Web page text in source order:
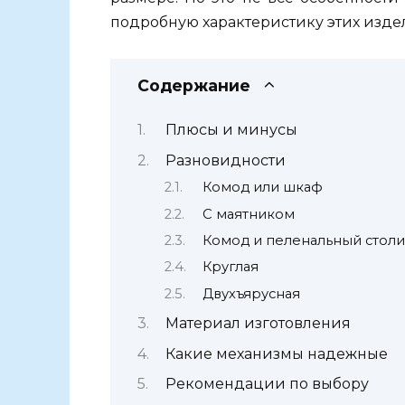
подробную характеристику этих
Содержание
Плюсы и минусы
Разновидности
Комод или шкаф
С маятником
Комод и пеленальный
Круглая
Двухъярусная
Материал изготовления
Какие механизмы надежные
Рекомендации по выбору